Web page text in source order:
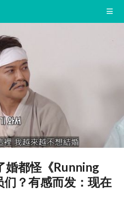
婚都怪《Running
？有感而发：现在